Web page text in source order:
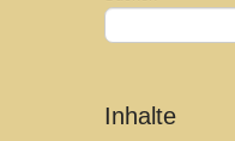
Inhalte